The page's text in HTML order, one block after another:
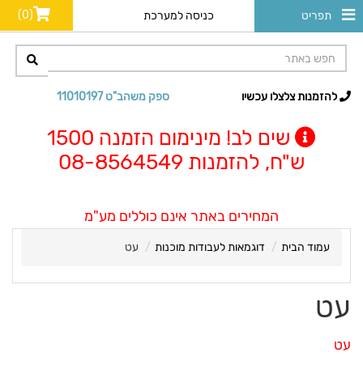
תפריט כניסה למערכת (0)
ספק משהב"ט 11010197 להזמנות צלצלו עכשיו
שים לב! מינימום הזמנה 1500
ש"ח, להזמנות 08-8564549
המחירים באתר אינם כוללים מע"מ
עמוד הבית דוגמאות לעבודות מוכנות עט
עט
עט